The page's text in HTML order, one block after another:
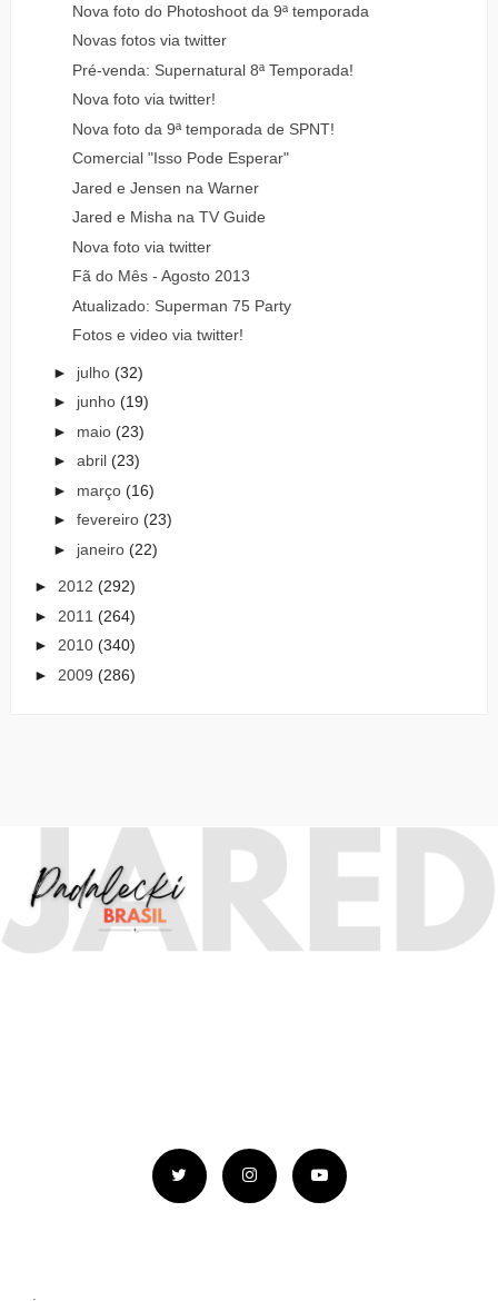
Nova foto do Photoshoot da 9ª temporada
Novas fotos via twitter
Pré-venda: Supernatural 8ª Temporada!
Nova foto via twitter!
Nova foto da 9ª temporada de SPNT!
Comercial "Isso Pode Esperar"
Jared e Jensen na Warner
Jared e Misha na TV Guide
Nova foto via twitter
Fã do Mês - Agosto 2013
Atualizado: Superman 75 Party
Fotos e video via twitter!
► julho (32)
► junho (19)
► maio (23)
► abril (23)
► março (16)
► fevereiro (23)
► janeiro (22)
► 2012 (292)
► 2011 (264)
► 2010 (340)
► 2009 (286)